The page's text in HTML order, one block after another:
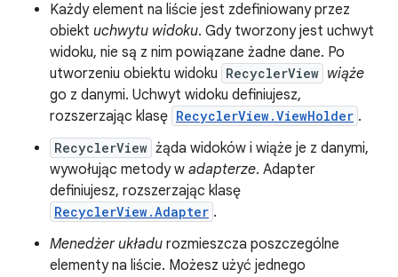
Każdy element na liście jest zdefiniowany przez
obiekt uchwytu widoku. Gdy tworzony jest uchwyt
widoku, nie są z nim powiązane żadne dane. Po
utworzeniu obiektu widoku RecyclerView wiąże
go z danymi. Uchwyt widoku definiujesz,
rozszerzając klasę RecyclerView.ViewHolder .
RecyclerView żąda widoków i wiąże je z danymi,
wywołując metody w adapterze. Adapter
definiujesz, rozszerzając klasę
RecyclerView.Adapter .
Menedżer układu rozmieszcza poszczególne
elementy na liście. Możesz użyć jednego